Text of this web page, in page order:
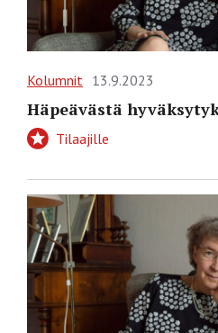
Kolumnit 13.9.2023
Häpeävästä
Tilaajille